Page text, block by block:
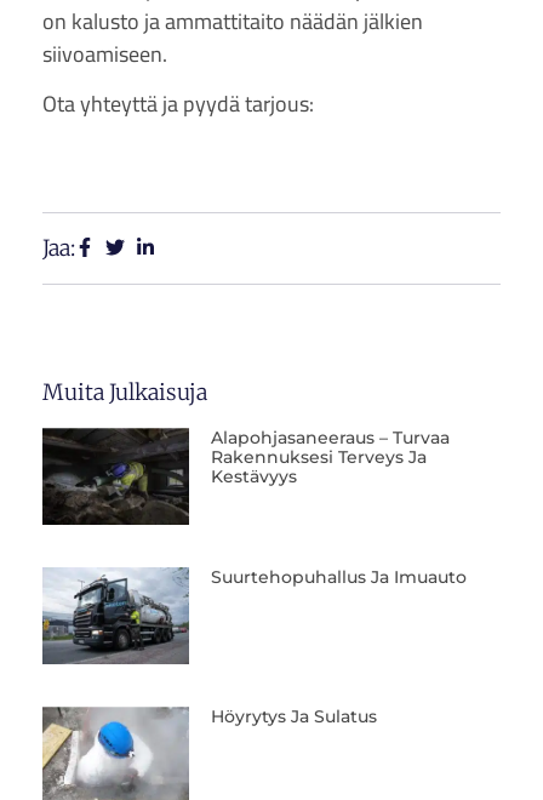
on kalusto ja ammattitaito näädän jälkien
siivoamiseen.
Ota yhteyttä ja pyydä tarjous:
Jaa:
Muita Julkaisuja
Alapohjasaneeraus – Turvaa
Rakennuksesi Terveys Ja
Kestävyys
Suurtehopuhallus Ja Imuauto
Höyrytys Ja Sulatus